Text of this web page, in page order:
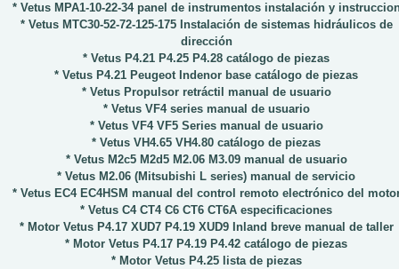
* Vetus MPA1-10-22-34 panel de instrumentos instalación y
* Vetus MTC30-52-72-125-175 Instalación de sistemas hidráulicos de
dirección
* Vetus P4.21 P4.25 P4.28 catálogo de piezas
* Vetus P4.21 Peugeot Indenor base catálogo de piezas
* Vetus Propulsor retráctil manual de usuario
* Vetus VF4 series manual de usuario
* Vetus VF4 VF5 Series manual de usuario
* Vetus VH4.65 VH4.80 catálogo de piezas
* Vetus M2c5 M2d5 M2.06 M3.09 manual de usuario
* Vetus M2.06 (Mitsubishi L series) manual de servicio
* Vetus EC4 EC4HSM manual del control remoto electrónico del
* Vetus C4 CT4 C6 CT6 CT6A especificaciones
* Motor Vetus P4.17 XUD7 P4.19 XUD9 Inland breve manual de taller
* Motor Vetus P4.17 P4.19 P4.42 catálogo de piezas
* Motor Vetus P4.25 lista de piezas